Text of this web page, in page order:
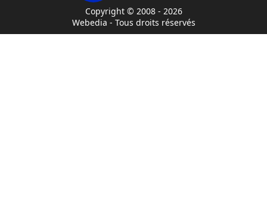
Copyright © 2008 - 2026
Webedia - Tous droits réservés